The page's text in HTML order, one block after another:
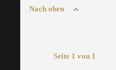
Nach oben
Seite 1 von 1